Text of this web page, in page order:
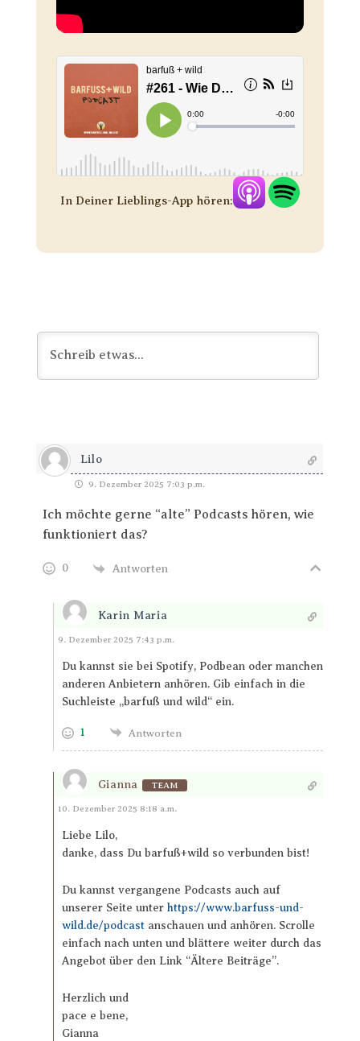
In Deiner Lieblings-App hören:
Lilo
9. Dezember 2025 7:03 p.m.
Ich möchte gerne “alte” Podcasts hören, wie
funktioniert das?
0 Antworten
Karin Maria
Antworten
9. Dezember 2025 7:43 p.m.
Du kannst sie bei Spotify, Podbean oder manchen
anderen Anbietern anhören. Gib einfach in die
Suchleiste „barfuß und wild“ ein.
1 Antworten
Gianna TEAM
Antworten
10. Dezember 2025 8:18 a.m.
Liebe Lilo,
danke, dass Du barfuß+wild so verbunden bist!
Du kannst vergangene Podcasts auch auf
unserer Seite unter https://www.barfuss-und-
wild.de/podcastanschauen und anhören. Scrolle
einfach nach unten und blättere weiter durch das
Angebot über den Link “Ältere Beiträge”.
Herzlich und
pace e bene,
Gianna